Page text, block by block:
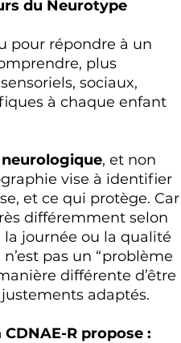
du Neurotype
pour répondre à un
plus
sociaux,
à chaque enfant
neurologique, et non
vise à identifier
et ce qui protège. Car
différemment selon
journée ou la qualité
pas un “problème
différente d’être
adaptés.
R propose :